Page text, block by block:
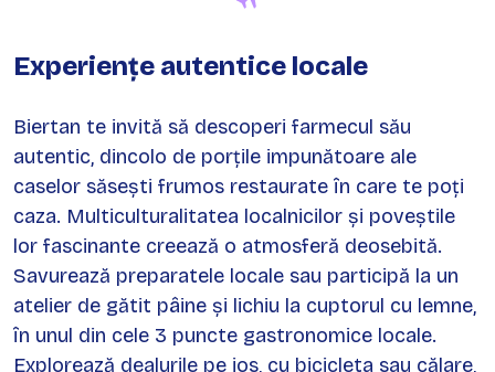
Experiențe autentice locale
Biertan te invită să descoperi farmecul său
autentic, dincolo de porțile impunătoare ale
caselor săsești frumos restaurate în care te poți
caza. Multiculturalitatea localnicilor și poveștile
lor fascinante creează o atmosferă deosebită.
Savurează preparatele locale sau participă la un
atelier de gătit pâine și lichiu la cuptorul cu lemne,
în unul din cele 3 puncte gastronomice locale.
Explorează dealurile pe jos, cu bicicleta sau călare,